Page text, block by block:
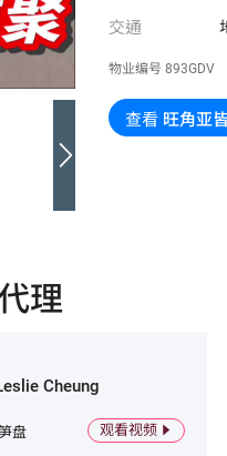
交通
物业编号 893GDV
查看 旺角亚
理
Cheung
盘 观看视频